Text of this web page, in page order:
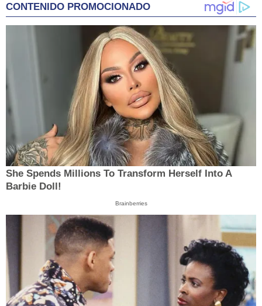
CONTENIDO PROMOCIONADO
She Spends Millions To Transform Herself Into A
Barbie Doll!
Brainberries